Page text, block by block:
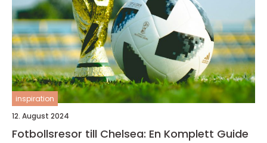
inspiration
12. August 2024
Fotbollsresor till Chelsea: En Komplett Guide